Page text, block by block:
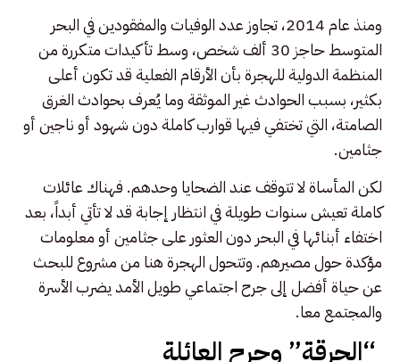
ومنذ عام 2014، تجاوز عدد الوفيات والمفقودين في البحر
المتوسط حاجز 30 ألف شخص، وسط تأكيدات متكررة من
المنظمة الدولية للهجرة بأن الأرقام الفعلية قد تكون أعلى
بكثير، بسبب الحوادث غير الموثقة وما يُعرف بحوادث الغرق
الصامتة، التي تختفي فيها قوارب كاملة دون شهود أو ناجين أو
جثامين.
لكن المأساة لا تتوقف عند الضحايا وحدهم. فهناك عائلات
كاملة تعيش سنوات طويلة في انتظار إجابة قد لا تأتي أبداً، بعد
اختفاء أبنائها في البحر دون العثور على جثامين أو معلومات
مؤكدة حول مصيرهم. وتتحول الهجرة هنا من مشروع للبحث
عن حياة أفضل إلى جرح اجتماعي طويل الأمد يضرب الأسرة
والمجتمع معا.
“الحرقة” وجرح العائلة